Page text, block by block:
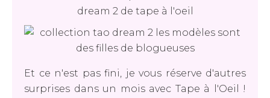
Et ce n'est pas fini, je vous réserve d'autres
surprises dans un mois avec Tape à l'Oeil !